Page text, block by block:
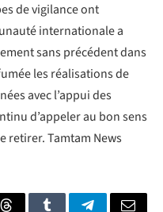
de vigilance ont
internationale a
sans précédent dans
les réalisations de
avec l’appui des
d’appeler au bon sens
retirer. Tamtam News